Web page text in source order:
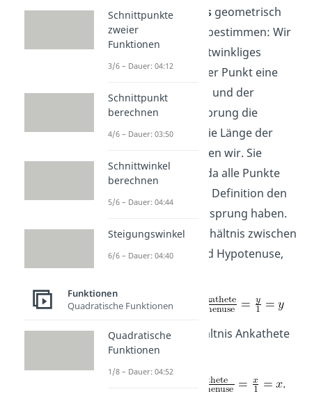
demEinheitskreis geometrisch
folgendermaßen bestimmen: Wir
zeichnen ein rechtwinkliges
Dreieck, sodass der Punkt eine
Ecke des Dreiecks und der
Abstand zum Ursprung die
Hypotenuse ist. Die Länge der
Hypotenuse kennen wir. Sie
beträgt genau 1, da alle Punkte
auf dem Kreis per Definition den
Abstand 1 zum Ursprung haben.
Bilden wir das Verhältnis zwischen
Gegenkathete und Hypotenuse,
und für das Verhältnis Ankathete
zu Hypotenuse
.
Schnittpunkte
zweier
Funktionen
3/6 – Dauer: 04:12
Schnittpunkt
berechnen
4/6 – Dauer: 03:50
Schnittwinkel
berechnen
5/6 – Dauer: 04:44
Steigungswinkel
6/6 – Dauer: 04:40
Funktionen
Quadratische Funktionen
Quadratische
Funktionen
1/8 – Dauer: 04:52